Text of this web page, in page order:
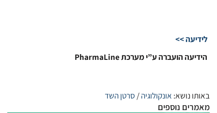
לידיעה >>
הידיעה הועברה ע”י מערכת PharmaLine
באותו נושא: אונקולוגיה/ סרטן השד
מאמרים נוספים